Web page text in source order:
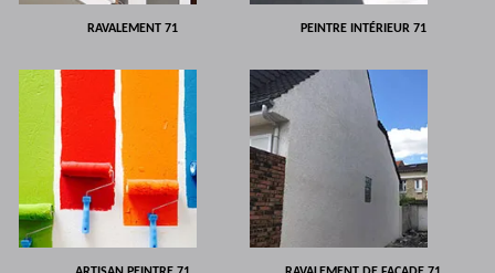
RAVALEMENT 71 PEINTRE INTÉRIEUR 71